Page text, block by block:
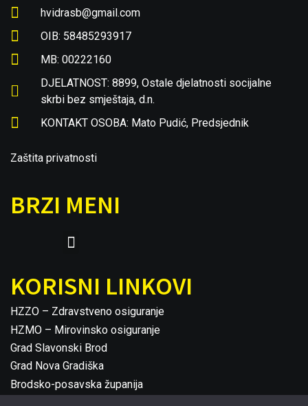
hvidrasb@gmail.com
OIB: 58485293917
MB: 00222160
DJELATNOST: 8899, Ostale djelatnosti socijalne
skrbi bez smještaja, d.n.
KONTAKT OSOBA: Mato Pudić, Predsjednik
Zaštita privatnosti
BRZI MENI
KORISNI LINKOVI
HZZO – Zdravstveno osiguranje
HZMO – Mirovinsko osiguranje
Grad Slavonski Brod
Grad Nova Gradiška
Brodsko-posavska županija